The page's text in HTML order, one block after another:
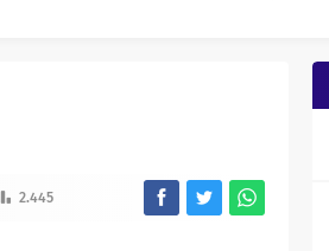
2.445